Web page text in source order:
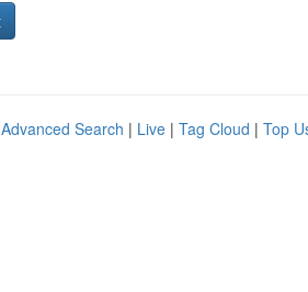
Advanced Search | Live | Tag Cloud | Top